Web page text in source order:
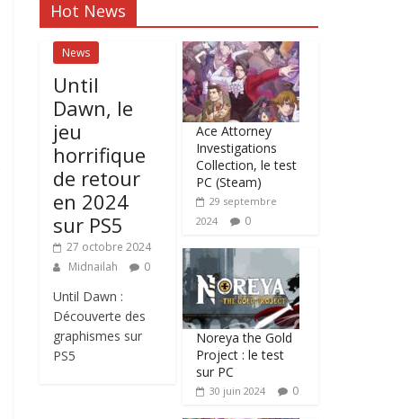
Hot News
News
Until
Dawn, le
jeu
horrifique
de retour
en 2024
sur PS5
27 octobre 2024
Midnailah
0
Until Dawn :
Découverte des
graphismes sur
PS5
Ace Attorney
Investigations
Collection, le test
PC (Steam)
29 septembre
2024
0
Noreya the Gold
Project : le test
sur PC
30 juin 2024 0